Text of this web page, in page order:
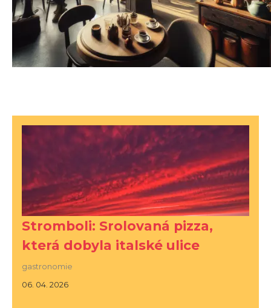
Stromboli: Srolovaná pizza,
která dobyla italské ulice
gastronomie
06. 04. 2026